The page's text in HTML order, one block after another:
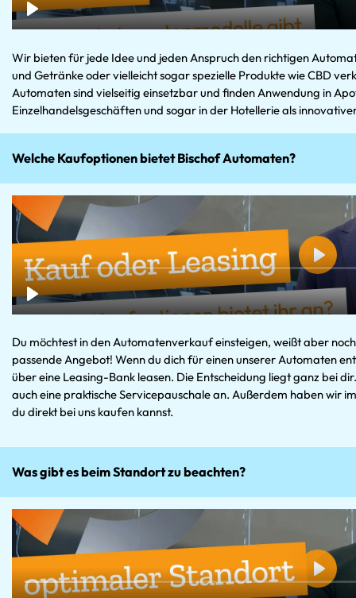
Wir bieten für jede Idee und jeden Anspruch den richtigen
und Getränke oder vielleicht sogar spezielle Produkte wie CBD
Automaten sind vielseitig einsetzbar und finden Anwendung in
Einzelhandelsgeschäften und sogar in der Hotellerie als
Welche Kaufoptionen bietet Bischof Automaten?
Du möchtest in den Automatenverkauf einsteigen, weißt aber
passende Angebot! Wenn du dich für einen unserer Automaten
über eine Leasing-Bank leasen. Die Entscheidung liegt ganz bei
auch eine praktische Servicepauschale an. Außerdem haben wir
du direkt bei uns kaufen kannst.
Was gibt es beim Standort zu beachten?